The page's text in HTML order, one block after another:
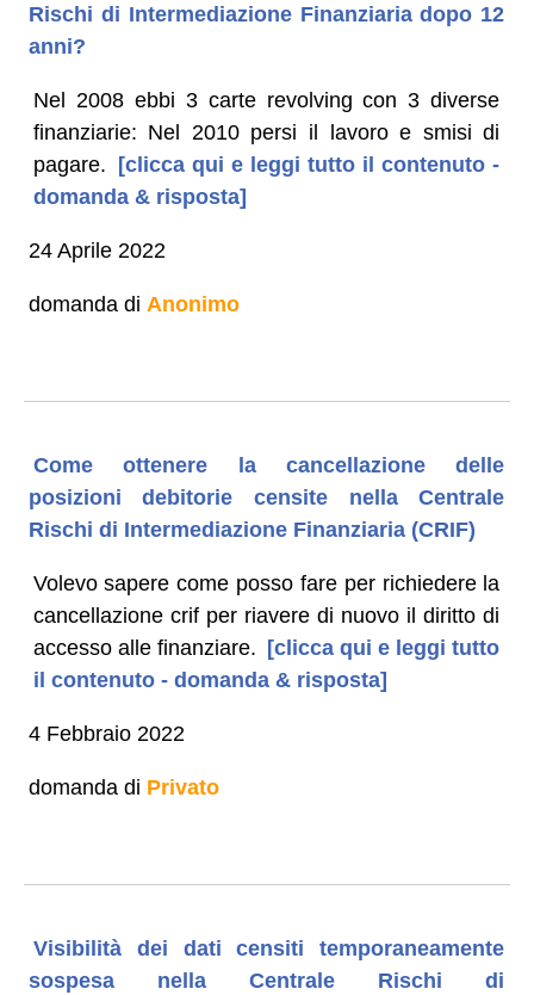
Rischi di Intermediazione Finanziaria dopo 12
anni?
Nel 2008 ebbi 3 carte revolving con 3 diverse
finanziarie: Nel 2010 persi il lavoro e smisi di
pagare. [clicca qui e leggi tutto il contenuto -
domanda & risposta]
24 Aprile 2022
domanda di Anonimo
Come ottenere la cancellazione delle
posizioni debitorie censite nella Centrale
Rischi di Intermediazione Finanziaria (CRIF)
Volevo sapere come posso fare per richiedere la
cancellazione crif per riavere di nuovo il diritto di
accesso alle finanziare. [clicca qui e leggi tutto
il contenuto - domanda & risposta]
4 Febbraio 2022
domanda di Privato
Visibilità dei dati censiti temporaneamente
sospesa nella Centrale Rischi di